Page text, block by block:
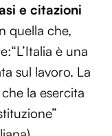
e citazioni
quella che,
è una
sul lavoro. La
la esercita